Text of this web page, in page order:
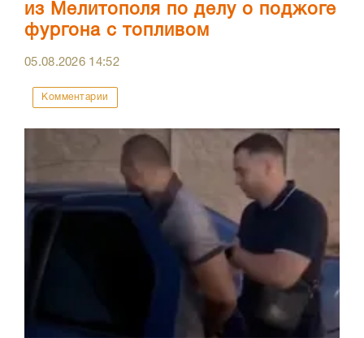
из Мелитополя по делу о поджоге
фургона с топливом
05.08.2026 14:52
Комментарии